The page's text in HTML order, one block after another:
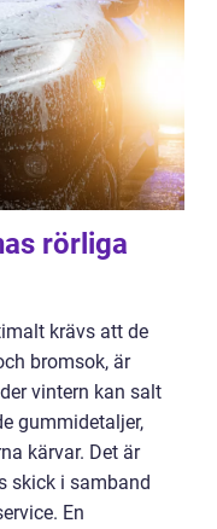
rörliga
krävs att de
bromsok, är
vintern kan salt
gummidetaljer,
kärvar. Det är
skick i samband
En